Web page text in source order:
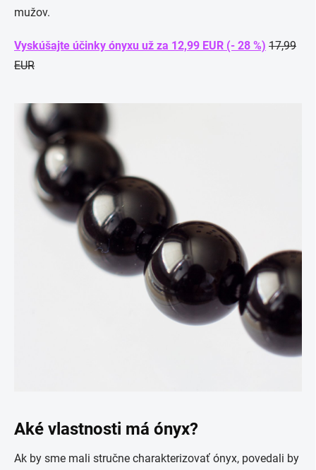
mužov.
Vyskúšajte účinky ónyxu už za 12,99 EUR (- 28 %) 17,99
EUR
Aké vlastnosti má ónyx?
Ak by sme mali stručne charakterizovať ónyx, povedali by